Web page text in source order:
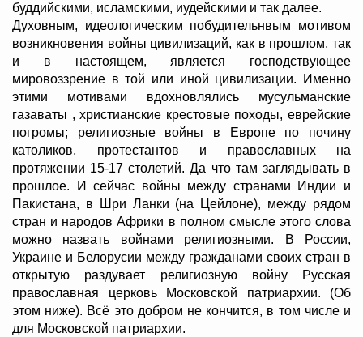
буддийскими, исламскими, иудейскими и так далее.
Духовным, идеологическим побудительнвым мотивом
возникновения войны цивилизаций, как в прошлом, так
и в настоящем, является господствующее
мировоззрение в той или иной цивилизации. Именно
этими мотивами вдохновлялись мусульманские
газаваты , христианские крестовые походы, еврейские
погромы; религиозные войны в Европе по почину
католиков, протестантов и православных на
протяжении 15-17 столетий. Да что там заглядывать в
прошлое. И сейчас войны между странами Индии и
Пакистана, в Шри Ланки (на Цейлоне), между рядом
стран и народов Африки в полном смысле этого слова
можно назвать войнами религиозными. В России,
Украине и Белорусии между гражданами своих стран в
открытую раздувает религиозную войну Русская
православная церковь Московской патриархии. (Об
этом ниже). Всё это добром не кончится, в том числе и
для Московской патриархии.